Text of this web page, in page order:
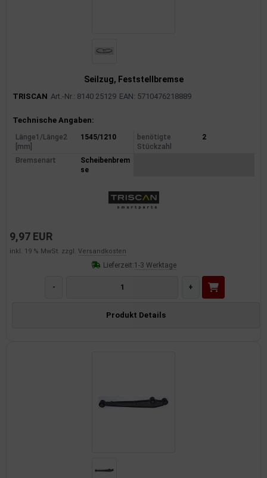
Seilzug, Feststellbremse
TRISCAN Art.-Nr.: 8140 25129 EAN: 5710476218889
Produktinformationen
Technische Angaben:
Länge1/Länge2
[mm]
1545/1210
benötigte
Stückzahl
2
Bremsenart
Scheibenbrem
se
9,97 EUR
inkl. 19 % MwSt. zzgl. Versandkosten
Lieferzeit:1-3 Werktage
- +
Produkt Details